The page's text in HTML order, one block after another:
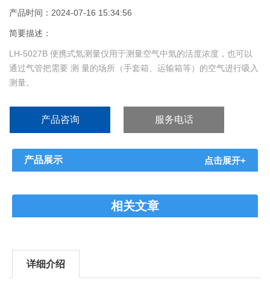
产品时间：2024-07-16 15:34:56
简要描述：
LH-5027B 便携式氚测量仪用于测量空气中氚的活度浓度，也可以
通过气管把需要 测 量的场所（手套箱、运输箱等）的空气进行吸入
测量。
产品咨询 服务电话
产品展示 点击展开+
相关文章
详细介绍